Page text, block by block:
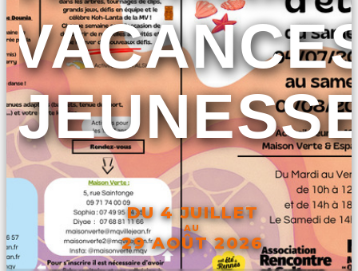
DU 4 JUILLET
AU
29 AOÛT 2026